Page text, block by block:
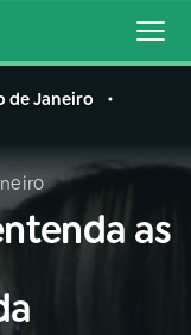
de Janeiro
as